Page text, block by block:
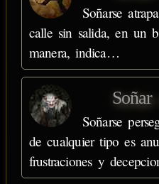
Soñarse
calle sin salida, en un
manera, indica…
Soñarse
de cualquier tipo es
frustraciones y